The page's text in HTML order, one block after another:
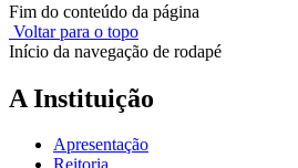
Fim do conteúdo da página
Voltar para o topo
Início da navegação de rodapé
A Instituição
Apresentação